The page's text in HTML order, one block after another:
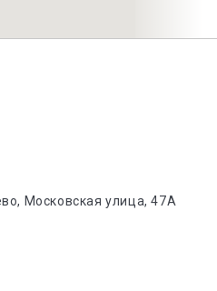
Московская улица, 47А